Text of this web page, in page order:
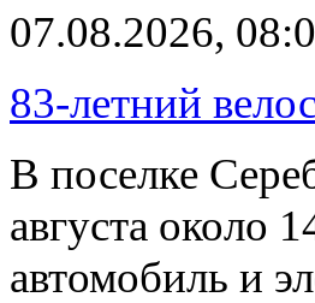
07.08.2026,
83-летний
В поселке
августа около
автомобиль и